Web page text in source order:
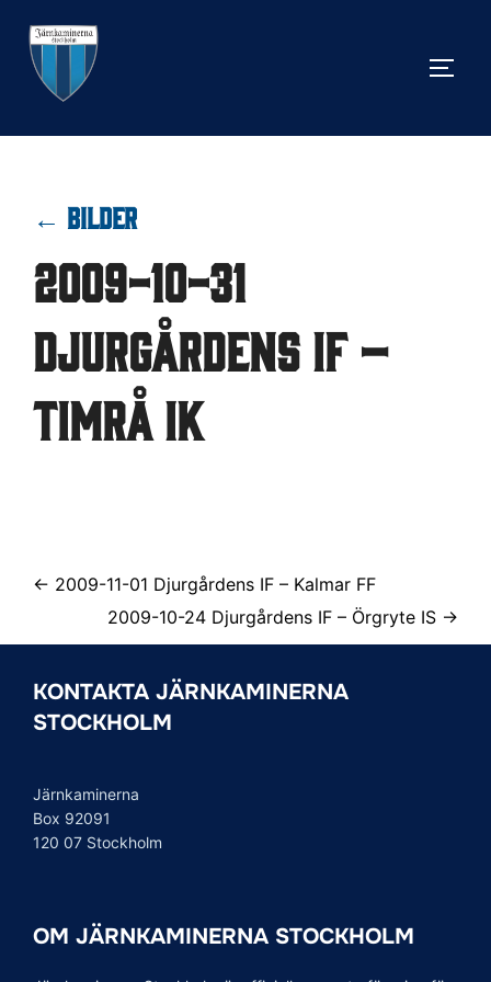
innehåll
← BILDER
2009-10-31
Djurgårdens IF –
Timrå IK
← 2009-11-01 Djurgårdens IF – Kalmar FF
2009-10-24 Djurgårdens IF – Örgryte IS →
KONTAKTA JÄRNKAMINERNA
STOCKHOLM
Järnkaminerna
Box 92091
120 07 Stockholm
OM JÄRNKAMINERNA STOCKHOLM